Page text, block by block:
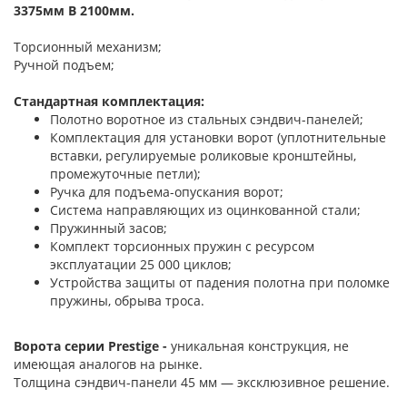
3375мм В 2100мм.
Торсионный механизм;
Ручной подъем;
Стандартная комплектация:
Полотно воротное из стальных сэндвич-панелей;
Комплектация для установки ворот (уплотнительные
вставки, регулируемые роликовые кронштейны,
промежуточные петли);
Ручка для подъема-опускания ворот;
Система направляющих из оцинкованной стали;
Пружинный засов;
Комплект торсионных пружин с ресурсом
эксплуатации 25 000 циклов;
Устройства защиты от падения полотна при поломке
пружины, обрыва троса.
Ворота серии Prestige - уникальная конструкция, не
имеющая аналогов на рынке.
Толщина сэндвич-панели 45 мм — эксклюзивное решение.